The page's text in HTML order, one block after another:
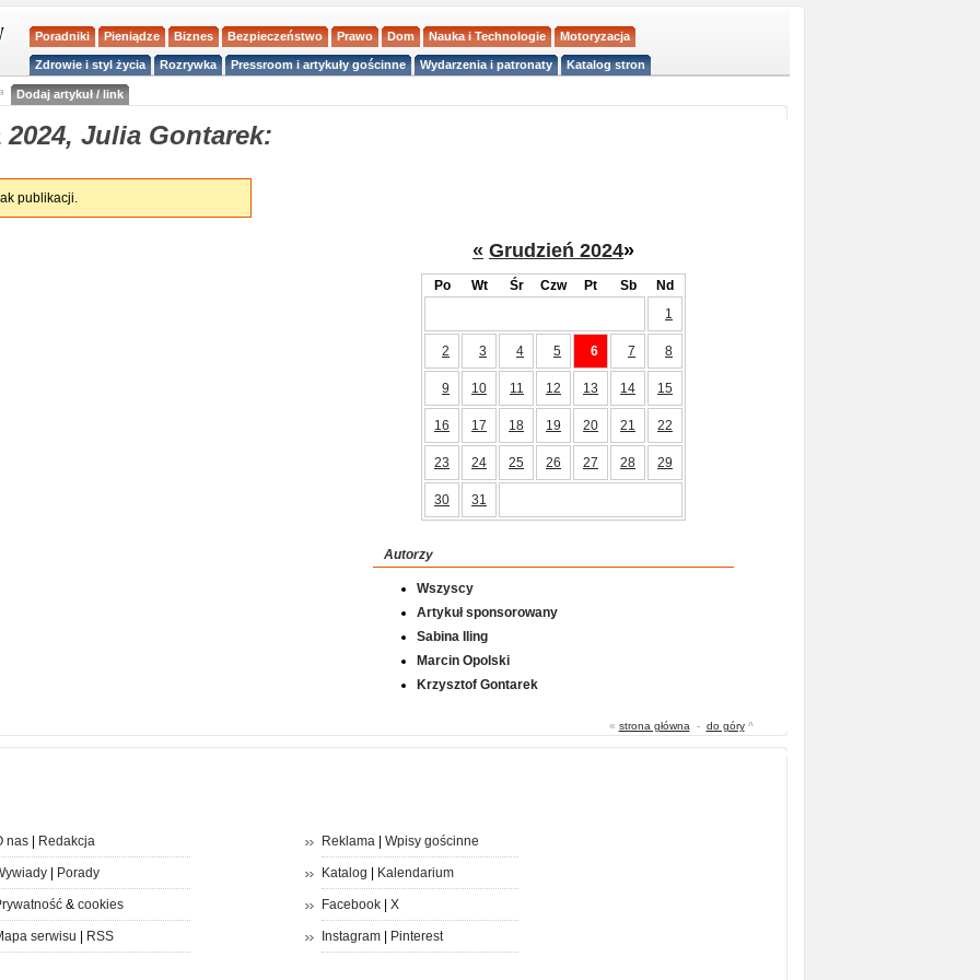
Poradniki Pieniądze Biznes Bezpieczeństwo Prawo Dom Nauka i Technologie Motoryzacja
Zdrowie i styl życia Rozrywka Pressroom i artykuły gościnne Wydarzenia i patronaty Katalog stron
Dodaj artykuł / link
Julia Gontarek:
publikacji.
« Grudzień 2024»
Po Wt Śr Czw Pt Sb
Nd
1
2 3 4 5 6 7 8
9 10 11 12 13 14 15
16 17 18 19 20 21 22
23 24 25 26 27 28 29
30 31
Autorzy
Wszyscy
Artykuł sponsorowany
Sabina Iling
Marcin Opolski
Krzysztof Gontarek
« strona główna - do góry^
nas| Redakcja
| Porady
& cookies
serwisu RSS
Reklama| Wpisy gościnne
Katalog Kalendarium
Facebook| X
Instagram| Pinterest